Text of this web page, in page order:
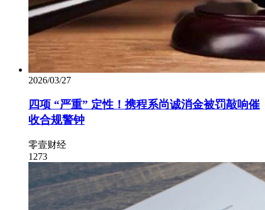
2026/03/27
四项 “严重” 定性！携程系尚诚消金被罚敲响催
收合规警钟
零壹财经
1273